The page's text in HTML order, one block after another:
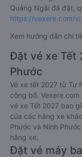
Quảng Ngãi đã đặt,
https://vexere.com/
Xem hướng dẫn chi
Đặt vé xe Tết
Phước
Vé xe tết 2027 từ Tư
công bố.
vé xe Tết 2027 bao
của các hãng xe
Phước và Ninh
hãng xe.
Đặt vé máy